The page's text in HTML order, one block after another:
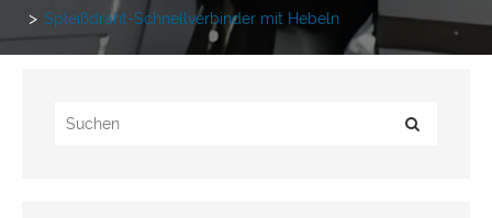
Spleißdraht-Schnellverbinder mit Hebeln